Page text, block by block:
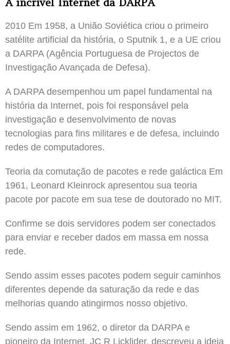
2010 Em 1958, a União Soviética criou o primeiro
satélite artificial da história, o Sputnik 1, e a UE criou
a DARPA (Agência Portuguesa de Projectos de
Investigação Avançada de Defesa).
A DARPA desempenhou um papel fundamental na
história da Internet, pois foi responsável pela
investigação e desenvolvimento de novas
tecnologias para fins militares e de defesa, incluindo
redes de computadores.
Teoria da comutação de pacotes e rede galáctica Em
1961, Leonard Kleinrock apresentou sua teoria
pacote por pacote em sua tese de doutorado no MIT.
Confirme se dois servidores podem ser conectados
para enviar e receber dados em massa em nossa
rede.
Sendo assim esses pacotes podem seguir caminhos
diferentes depende da saturação da rede e das
melhorias quando atingirmos nosso objetivo.
Sendo assim em 1962, o diretor da DARPA e
pioneiro da Internet, JC R Licklider, descreveu a ideia